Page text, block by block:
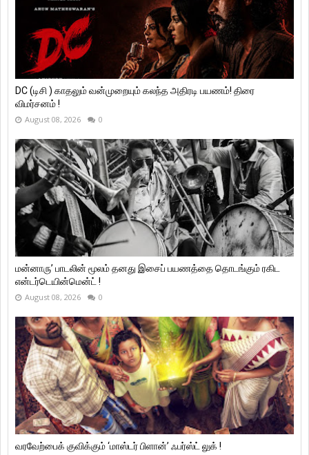
DC (டிசி ) காதலும் வன்முறையும் கலந்த அதிரடி பயணம்! திரை
விமர்சனம் !
August 08, 2026 0
மன்னாரு’ பாடலின் மூலம் தனது இசைப் பயணத்தை தொடங்கும் ரகிட
என்டர்டெயின்மென்ட் !
August 08, 2026 0
வரவேற்பைக் குவிக்கும் ‘மாஸ்டர் பிளான்’ ஃபர்ஸ்ட் லுக் !